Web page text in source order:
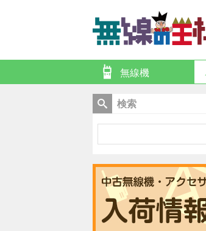
無線機
検索